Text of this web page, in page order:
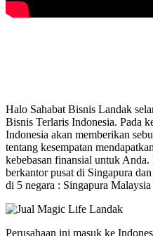
Halo Sahabat Bisnis Landak
Bisnis Terlaris Indonesia. Pada
Indonesia akan memberikan
tentang kesempatan
kebebasan finansial untuk
berkantor pusat di Singapura
di 5 negara : Singapura
Perusahaan ini masuk ke